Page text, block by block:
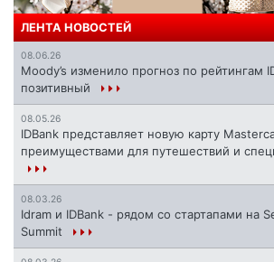
ЛЕНТА НОВОСТЕЙ
08.06.26
Moody’s изменило прогноз по рейтингам
позитивный
08.05.26
IDBank представляет новую карту
преимуществами для путешествий и
08.03.26
Idram и IDBank - рядом со стартапами на
Summit